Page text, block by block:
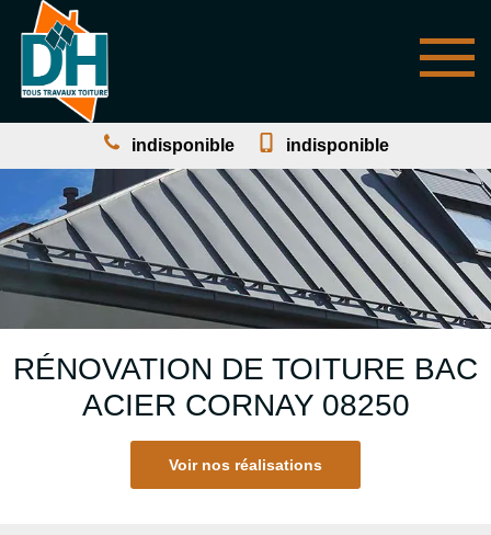
indisponible indisponible
RÉNOVATION DE TOITURE BAC
ACIER CORNAY 08250
Voir nos réalisations